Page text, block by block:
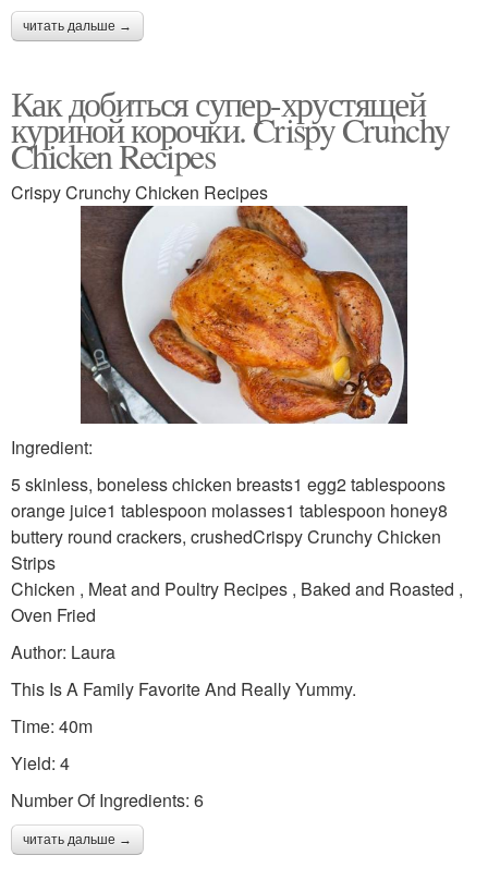
читать дальше →
Как добиться супер-хрустящей
куриной корочки. Crispy Crunchy
Chicken Recipes
Crispy Crunchy Chicken Recipes
Ingredient:
5 skinless, boneless chicken breasts1 egg2 tablespoons
orange juice1 tablespoon molasses1 tablespoon honey8
buttery round crackers, crushedCrispy Crunchy Chicken
Strips
Chicken , Meat and Poultry Recipes , Baked and Roasted ,
Oven Fried
Author: Laura
This Is A Family Favorite And Really Yummy.
Time: 40m
Yield: 4
Number Of Ingredients: 6
читать дальше →